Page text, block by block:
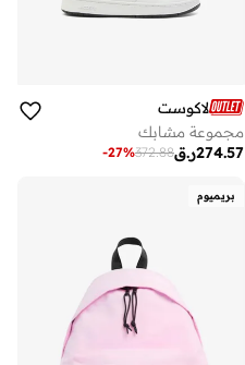
لاكوست
مجموعة مشابك
ر.ق274.57
372.88
-27%
بريميوم